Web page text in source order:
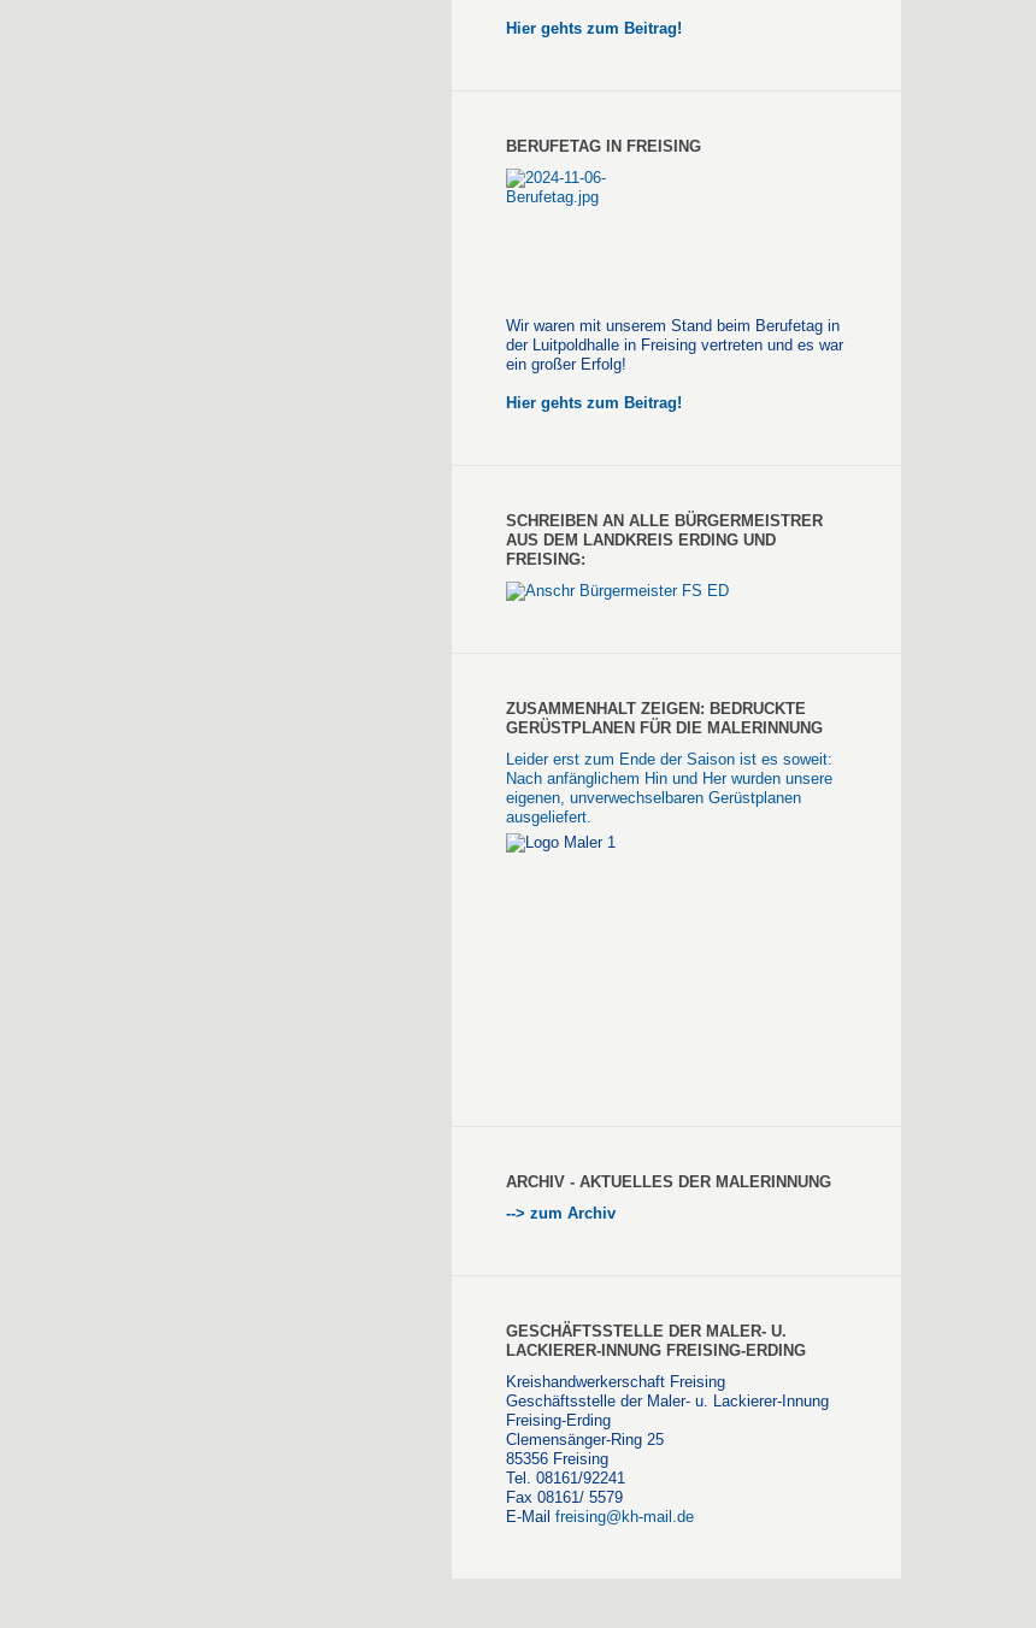
Hier gehts zum Beitrag!
BERUFETAG IN FREISING
Wir waren mit unserem Stand beim Berufetag in
der Luitpoldhalle in Freising vertreten und es war
ein großer Erfolg!
Hier gehts zum Beitrag!
SCHREIBEN AN ALLE BÜRGERMEISTRER
AUS DEM LANDKREIS ERDING UND
FREISING:
ZUSAMMENHALT ZEIGEN: BEDRUCKTE
GERÜSTPLANEN FÜR DIE MALERINNUNG
Leider erst zum Ende der Saison ist es soweit:
Nach anfänglichem Hin und Her wurden unsere
eigenen, unverwechselbaren Gerüstplanen
ausgeliefert.
ARCHIV - AKTUELLES DER MALERINNUNG
--> zum Archiv
GESCHÄFTSSTELLE DER MALER- U.
LACKIERER-INNUNG FREISING-ERDING
Kreishandwerkerschaft Freising
Geschäftsstelle der Maler- u. Lackierer-Innung
Freising-Erding
Clemensänger-Ring 25
85356 Freising
Tel. 08161/92241
Fax 08161/ 5579
E-Mail freising@kh-mail.de